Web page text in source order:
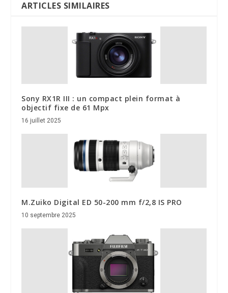
ARTICLES SIMILAIRES
Sony RX1R III : un compact plein format à
objectif fixe de 61 Mpx
16 juillet 2025
M.Zuiko Digital ED 50-200 mm f/2,8 IS PRO
10 septembre 2025